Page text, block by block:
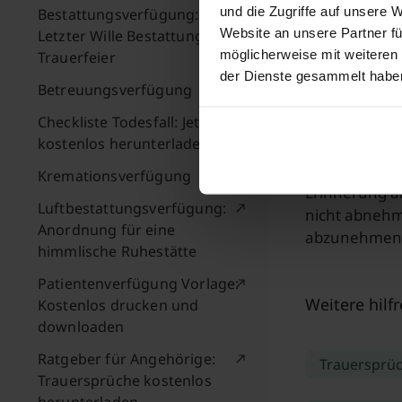
und die Zugriffe auf unsere
Website an unsere Partner
möglicherweise mit
der Dienste gesammelt
Bestattungsverfügung:
Letzter Wille Bestattung hne
Trauerfeier
Betreuungsverfügung
Checkliste Todesfall: Jetzt
kostenlos herunterladen
Kremationsverfügung
Luftbestattungsverfügung:
Anordnung für eine
himmlische Ruhestätte
Patientenverfügung Vorlage:
Kostenlos drucken und
downloaden
Ratgeber für Angehörige:
Trauersprüche kostenlos
Wenn ein
fühlen.
den
Erinnerung
nicht
Weitere